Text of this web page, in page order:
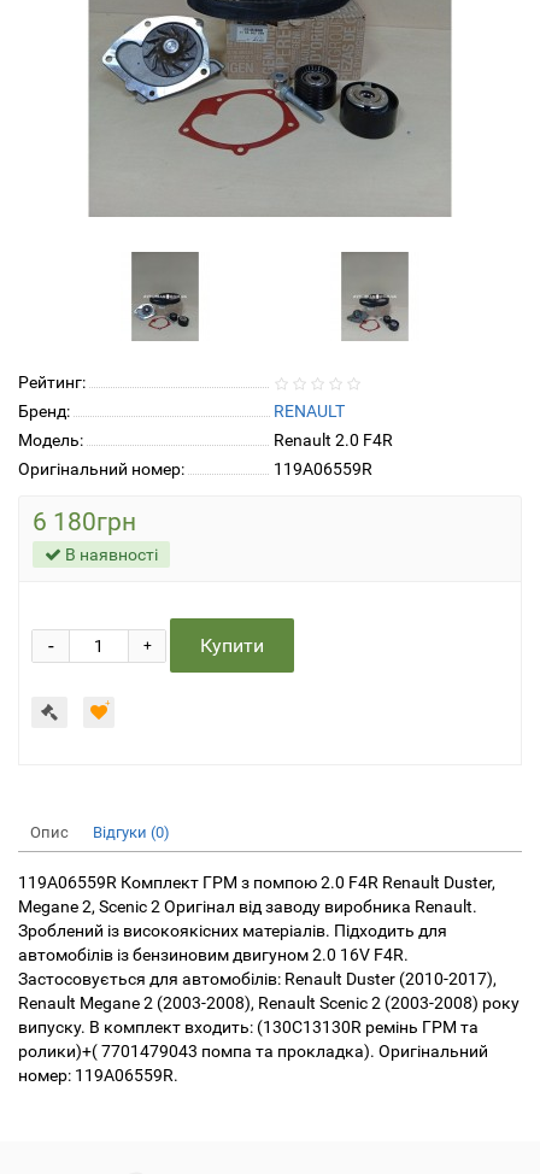
Рейтинг:
Бренд:
RENAULT
Модель:
Renault 2.0 F4R
Оригінальний номер:
119A06559R
6 180грн
В наявності
+
- Купити
Опис Відгуки (0)
119A06559R Комплект ГРМ з помпою 2.0 F4R Renault Duster,
Megane 2, Scenic 2 Оригінал від заводу виробника Renault.
Зроблений із високоякісних матеріалів. Підходить для
автомобілів із бензиновим двигуном 2.0 16V F4R.
Застосовується для автомобілів: Renault Duster (2010-2017),
Renault Megane 2 (2003-2008), Renault Scenic 2 (2003-2008) року
випуску. В комплект входить: (130C13130R ремінь ГРМ та
ролики)+( 7701479043 помпа та прокладка). Оригінальний
номер: 119A06559R.